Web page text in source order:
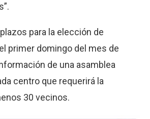
para la elección de
primer domingo del mes de
de una asamblea
centro que requerirá la
30 vecinos.